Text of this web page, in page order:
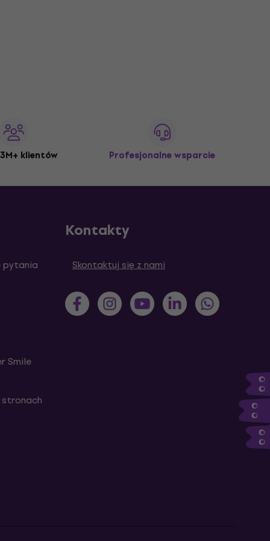
klientów Profesjonalne wsparcie
pytania
Smile
stronach
Kontakty
Skontaktuj się z nami